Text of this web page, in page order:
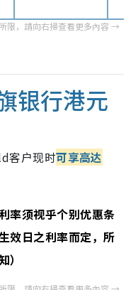
银行港元
客户现时可享高达
率须视乎个别优惠条
效日之利率而定，所